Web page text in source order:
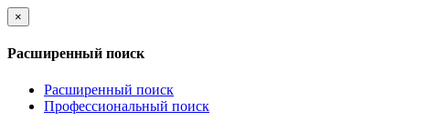
×
Расширенный поиск
Расширенный поиск
Профессиональный поиск